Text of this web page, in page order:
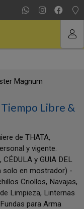
Magnum
Libre &
de THATA,
y vigente.
y GUIA DEL
solo en mostrador) -
Criollos, Navajas,
Limpieza, Linternas
para Arma